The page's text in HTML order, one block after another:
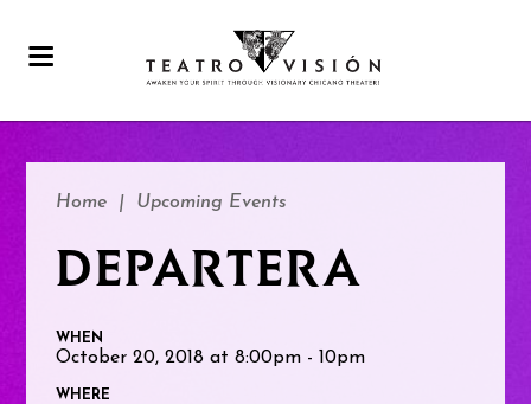
Home | Upcoming Events
DEPARTERA
WHEN
October 20, 2018 at 8:00pm - 10pm
WHERE